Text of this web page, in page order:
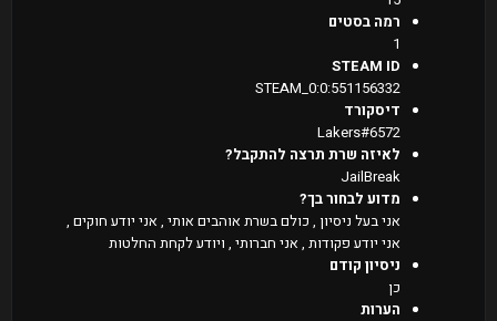
רמה בסטים
1
STEAM ID
STEAM_0:0:551156332
דיסקורד
Lakers#6572
לאיזה שרת תרצה להתקבל?
JailBreak
מדוע לבחור בך?
אני בעל ניסיון , כולם בשרת אוהבים אותי , אני יודע חוקים ,
אני יודע פקודות , אני חברותי , ויודע לקחת החלטות
ניסיון קודם
כן
הערות